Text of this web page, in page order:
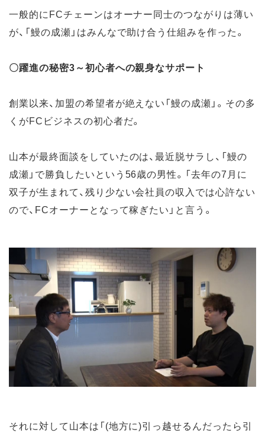
一般的にFCチェーンはオーナー同士のつながりは薄い
が、「鰻の成瀬」はみんなで助け合う仕組みを作った。
〇躍進の秘密3～初心者への親身なサポート
創業以来、加盟の希望者が絶えない「鰻の成瀬」。その多
くがFCビジネスの初心者だ。
山本が最終面談をしていたのは、最近脱サラし、「鰻の
成瀬」で勝負したいという56歳の男性。「去年の7月に
双子が生まれて、残り少ない会社員の収入では心許ない
ので、FCオーナーとなって稼ぎたい」と言う。
それに対して山本は「(地方に)引っ越せるんだったら引